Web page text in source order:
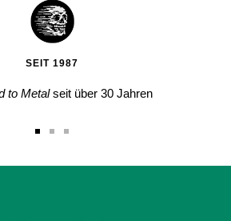
SEIT 1987
to Metalseit über 30 Jahren